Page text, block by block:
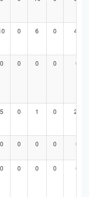
0 6 0 47
0 0 0 0 0
5 0 1 0 20
0 0 0 0 0
0 0 0 0 0